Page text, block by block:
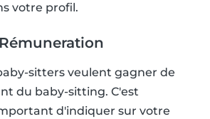
votre profil.
sitters veulent gagner de
du baby-sitting. C'est
d'indiquer sur votre